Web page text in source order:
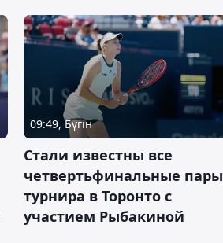
09:49, Бүгін
Стали известны все
четвертьфинальные пары
турнира в Торонто с
участием Рыбакиной